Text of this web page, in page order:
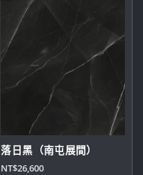
落日黑（南屯展間）
NT$26,600